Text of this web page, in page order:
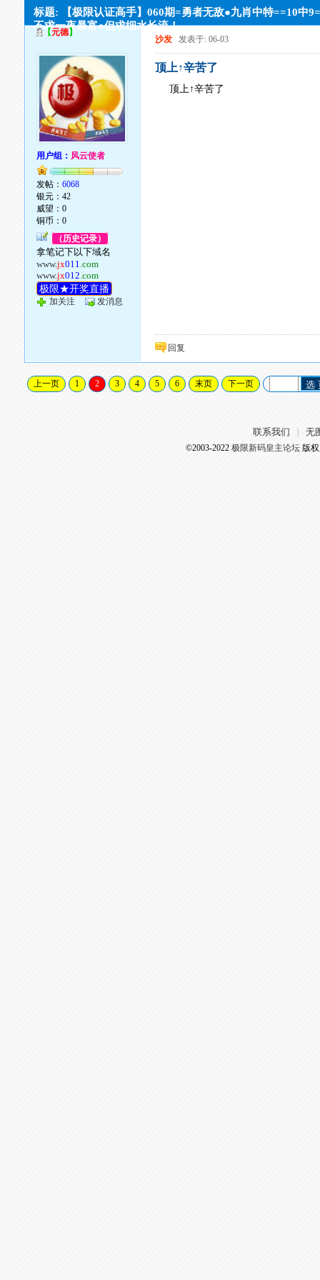
标题: 【极限认证高手】060期=勇者无敌●九肖中特==10中
不求一夜暴富●但求细水长流！
【元德】
用户组： 风云使者
发帖：6068
银元：42
威望：0
铜币：0
（历史记录）
拿笔记下以下域名
www.jx011.com
www.jx012.com
极限★开奖直播
加关注 发消息
沙发 发表于: 06-03
顶上↑辛苦了
顶上↑辛苦了
回复
上一页 1 2 3 4 5 6 末页 下一页 选
联系我们 无
©2003-2022 极限新码皇主论坛版权